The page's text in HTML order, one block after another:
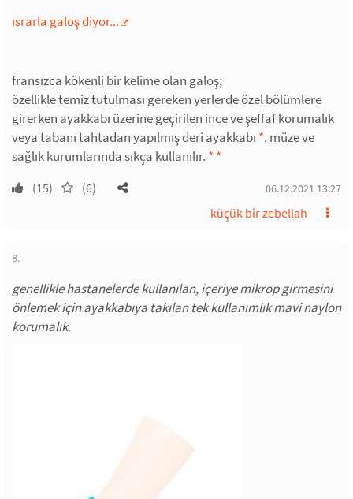
ısrarla galoş diyor...
fransızca kökenli bir kelime olan galoş;
özellikle temiz tutulması gereken yerlerde özel bölümlere
girerken ayakkabı üzerine geçirilen ince ve şeffaf korumalık
veya tabanı tahtadan yapılmış deri ayakkabı *. müze ve
sağlık kurumlarında sıkça kullanılır. * *
(15) (6) 06.12.2021 13:27
küçük bir zebellah
8.
genellikle hastanelerde kullanılan, içeriye mikrop girmesini
önlemek için ayakkabıya takılan tek kullanımlık mavi naylon
korumalık.